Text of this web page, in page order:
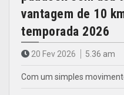
vantagem de 10
temporada 2026
20 Fev 2026 5.36 am
Com um simples